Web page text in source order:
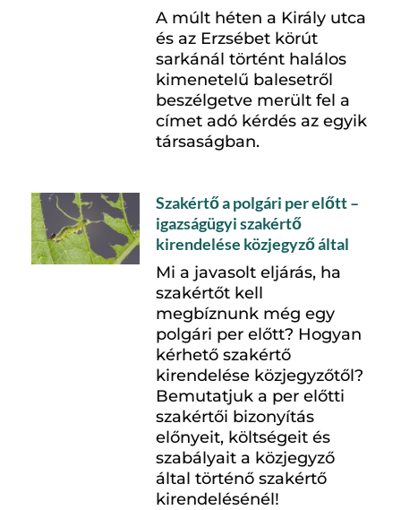
A múlt héten a Király utca
és az Erzsébet körút
sarkánál történt halálos
kimenetelű balesetről
beszélgetve merült fel a
címet adó kérdés az egyik
társaságban.
Szakértő a polgári per előtt –
igazságügyi szakértő
kirendelése közjegyző által
Mi a javasolt eljárás, ha
szakértőt kell
megbíznunk még egy
polgári per előtt? Hogyan
kérhető szakértő
kirendelése közjegyzőtől?
Bemutatjuk a per előtti
szakértői bizonyítás
előnyeit, költségeit és
szabályait a közjegyző
által történő szakértő
kirendelésénél!